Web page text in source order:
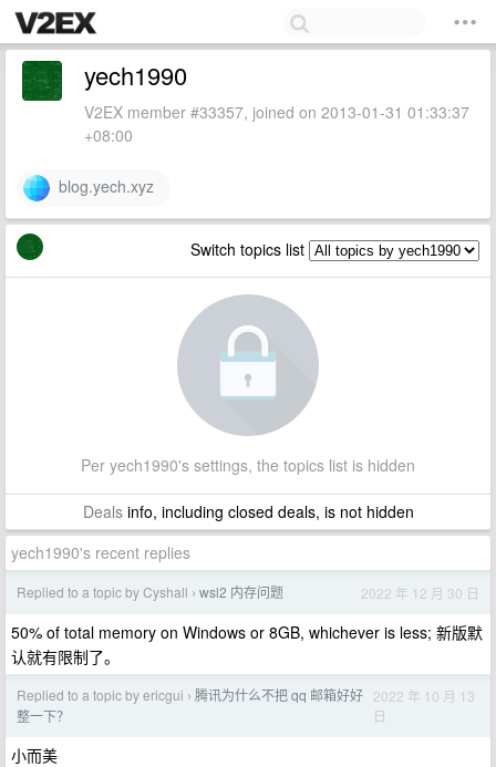
yech1990
V2EX member #33357, joined on 2013-01-31 01:33:37
+08:00
blog.yech.xyz
Switch topics list
Per yech1990's settings, the topics list is hidden
Dealsinfo, including closed deals, is not hidden
yech1990's recent replies
Replied to a topic by Cyshall › wsl2 内存问题 2022 年 12 月 30 日
50% of total memory on Windows or 8GB, whichever is less; 新版默
认就有限制了。
Replied to a topic by ericgui › 腾讯为什么不把 qq 邮箱好好
整一下？
2022 年 10 月 13
日
小而美